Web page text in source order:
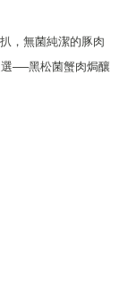
，無菌純潔的豚肉
──黑松菌蟹肉焗釀